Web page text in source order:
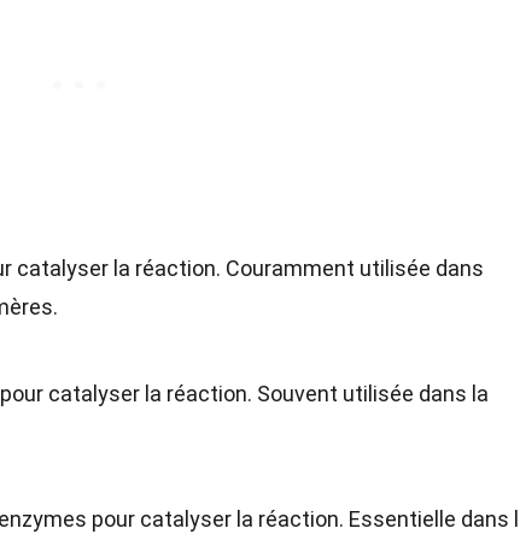
catalyser la réaction. Couramment utilisée dans
catalyser la réaction. Souvent utilisée dans la
pour catalyser la réaction. Essentielle dans